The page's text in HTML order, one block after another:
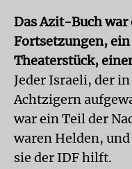
Das Azit-Buch war
Fortsetzungen,
Theaterstück,
Jeder Israeli, der
Achtzigern
war ein Teil der
waren Helden,
sie der IDF hilft.